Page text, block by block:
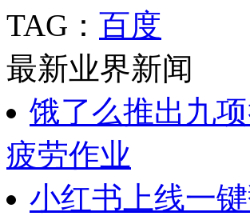
TAG： 百度
最新业界新闻
饿了么推出九
疲劳作业
小红书上线一